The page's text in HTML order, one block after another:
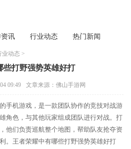
讯 行业动态 热门新闻
业动态 >
些打野强势英雄好打
09:49 文章来源：佛山手游网
手机游戏，是一款团队协作的竞技对战游
角色，与其他玩家组成团队进行对战。打
他们负责巡航整个地图，帮助队友抢夺资
。王者荣耀中有哪些打野强势英雄好打